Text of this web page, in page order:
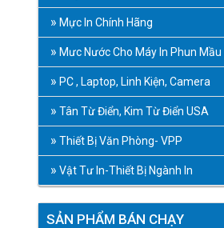
Mực In Chính Hãng
Mưc Nước Cho Máy In Phun Mầu
PC , Laptop, Linh Kiện, Camera
Tân Từ Điển, Kim Từ Điển USA
Thiết Bị Văn Phòng- VPP
Vật Tư In-Thiết Bị Ngành In
SẢN PHẨM BÁN CHẠY